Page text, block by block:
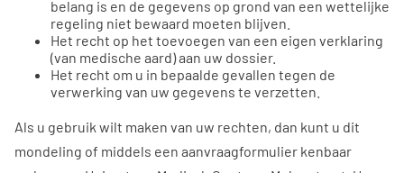
belang is en de gegevens op grond van een wettelijke
regeling niet bewaard moeten blijven.
Het recht op het toevoegen van een eigen verklaring
(van medische aard) aan uw dossier.
Het recht om u in bepaalde gevallen tegen de
verwerking van uw gegevens te verzetten.
Als u gebruik wilt maken van uw rechten, dan kunt u dit
mondeling of middels een aanvraagformulier kenbaar